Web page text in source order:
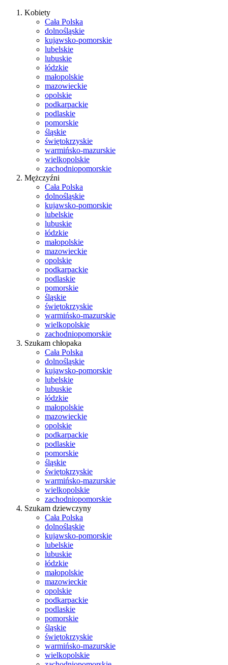
Kobiety
Cała Polska
dolnośląskie
kujawsko-pomorskie
lubelskie
lubuskie
łódzkie
małopolskie
mazowieckie
opolskie
podkarpackie
podlaskie
pomorskie
śląskie
świętokrzyskie
warmińsko-mazurskie
wielkopolskie
zachodniopomorskie
Mężczyźni
Cała Polska
dolnośląskie
kujawsko-pomorskie
lubelskie
lubuskie
łódzkie
małopolskie
mazowieckie
opolskie
podkarpackie
podlaskie
pomorskie
śląskie
świętokrzyskie
warmińsko-mazurskie
wielkopolskie
zachodniopomorskie
Szukam chłopaka
Cała Polska
dolnośląskie
kujawsko-pomorskie
lubelskie
lubuskie
łódzkie
małopolskie
mazowieckie
opolskie
podkarpackie
podlaskie
pomorskie
śląskie
świętokrzyskie
warmińsko-mazurskie
wielkopolskie
zachodniopomorskie
Szukam dziewczyny
Cała Polska
dolnośląskie
kujawsko-pomorskie
lubelskie
lubuskie
łódzkie
małopolskie
mazowieckie
opolskie
podkarpackie
podlaskie
pomorskie
śląskie
świętokrzyskie
warmińsko-mazurskie
wielkopolskie